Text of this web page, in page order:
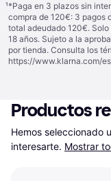
¹*Paga en 3 plazos sin
compra de 120€: 3 pagos
total adeudado 120€.
18 años. Sujeto a la
por tienda. Consulta los
https://www.klarna.com/
Productos
Hemos seleccionado
interesarte. Mostrar